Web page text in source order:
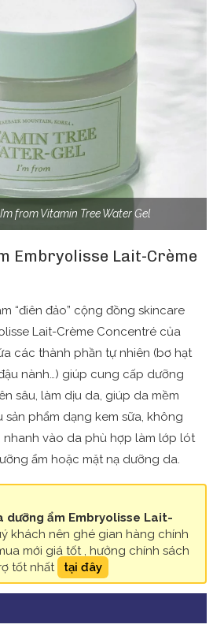
from Vitamin Tree Water Gel
Embryolisse Lait-Crème
“điên đảo” cộng đồng skincare
Lait-Crème Concentré của
các thành phần tự nhiên (bơ hạt
nành…) giúp cung cấp dưỡng
sâu, làm dịu da, giúp da mềm
sản phẩm dạng kem sữa, không
nhanh vào da phù hợp làm lớp lót
ẩm hoặc mặt nạ dưỡng da.
dưỡng ẩm Embryolisse Lait-
khách nên ghé gian hàng chính
mới giá tốt , hưởng chính sách
tốt nhất
tại đây